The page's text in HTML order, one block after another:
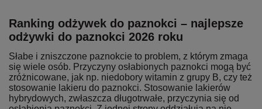
Ranking odżywek do paznokci – najlepsze
odżywki do paznokci 2026 roku
Słabe i zniszczone paznokcie to problem, z którym zmaga
się wiele osób. Przyczyny osłabionych paznokci mogą być
zróżnicowane, jak np. niedobory witamin z grupy B, czy też
stosowanie lakieru do paznokci. Stosowanie lakierów
hybrydowych, zwłaszcza długotrwałe, przyczynia się od